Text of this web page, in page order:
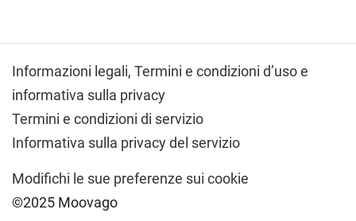
Informazioni legali, Termini e condizioni d’uso e
informativa sulla privacy
Termini e condizioni di servizio
Informativa sulla privacy del servizio
Modifichi le sue preferenze sui cookie
©2025 Moovago